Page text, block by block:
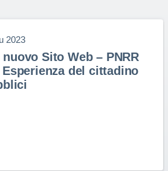
2023
Sito Web – PNRR
Esperienza del cittadino